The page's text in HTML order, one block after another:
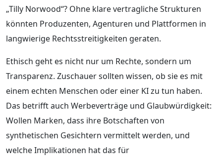
„Tilly Norwood“? Ohne klare vertragliche Strukturen
könnten Produzenten, Agenturen und Plattformen in
langwierige Rechtsstreitigkeiten geraten.
Ethisch geht es nicht nur um Rechte, sondern um
Transparenz. Zuschauer sollten wissen, ob sie es mit
einem echten Menschen oder einer KI zu tun haben.
Das betrifft auch Werbeverträge und Glaubwürdigkeit:
Wollen Marken, dass ihre Botschaften von
synthetischen Gesichtern vermittelt werden, und
welche Implikationen hat das für